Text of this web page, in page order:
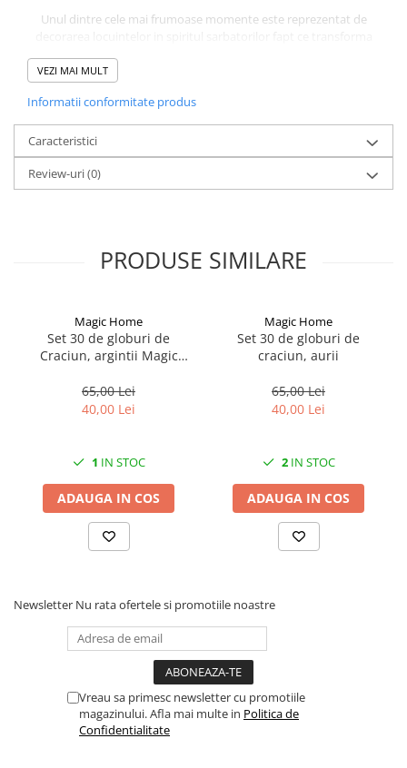
Unul dintre cele mai frumoase momente este reprezentat de
folosite trebuie sa sublinieze caldura si emotia sarbatorilor
bucurand familia ce se va aduna in jurul bradului. Decoratiunile
pot fi simple sau sofisticate, formele si culorile aducand
originalitatea mediului festiv.
Cadou ideal pentru cei mici si cei mari
Decoratiune de interior
VEZI MAI MULT
Informatii conformitate produs
Caracteristici
Review-uri(0)
PRODUSE SIMILARE
Magic Home
Set 30 de globuri de
Craciun, argintii Magic
65,00 Lei
40,00 Lei
1 IN STOC
ADAUGA IN COS
Magic Home
Set 30 de globuri de
craciun, aurii
65,00 Lei
40,00 Lei
2IN STOC
ADAUGA IN COS
Newsletter Nu rata ofertele si promotiile noastre
Vreau sa primesc newsletter cu promotiile
magazinului. Afla mai multe in Politica de
Confidentialitate